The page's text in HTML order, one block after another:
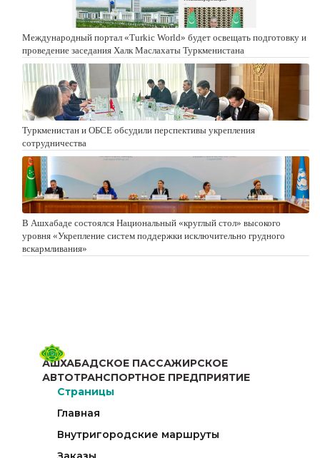
Международный портал «Turkic World» будет освещать подготовку и
проведение заседания Халк Маслахаты Туркменистана
Туркменистан и ОБСЕ обсудили перспективы укрепления
сотрудничества
В Ашхабаде состоялся Национальный «круглый стол» высокого
уровня «Укрепление систем поддержки исключительно грудного
вскармливания»
АШХАБАДСКОЕ ПАССАЖИРСКОЕ
АВТОТРАНСПОРТНОЕ ПРЕДПРИЯТИЕ
Страницы
Главная
Внутригородские маршруты